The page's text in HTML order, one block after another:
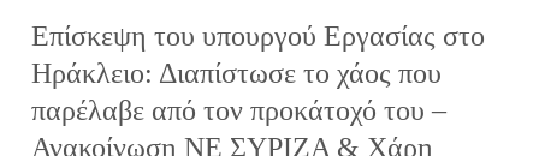
Επίσκεψη του υπουργού Εργασίας στο
Ηράκλειο: Διαπίστωσε το χάος που
παρέλαβε από τον προκάτοχό του –
Ανακοίνωση ΝΕ ΣΥΡΙΖΑ & Χάρη